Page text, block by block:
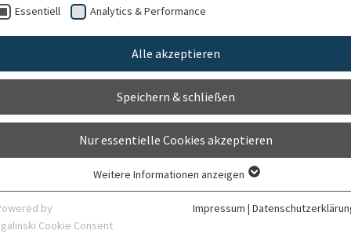
MOLEKULARE
Essentiell Analytics & Performance
Alle akzeptieren
Speichern & schließen
Nur essentielle Cookies akzeptieren
Essentielle Cookies werden für grundlegende Funktionen der Webseite
benötigt. Dadurch ist gewährleistet, dass die Webseite einwandfrei
Weitere Informationen anzeigen
by
Cookie Consent
Impressum |